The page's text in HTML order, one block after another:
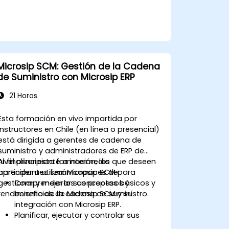
SCM: Gestión de la Cadena
Suministro con Microsip ERP
21 Horas
formación en vivo impartida por
en Chile (en línea o presencial)
dirigida a gerentes de cadena de
y administradores de ERP de
principiante a intermedio que deseen
a utilizar Microsip SCM para
y mejorar sus procesos y
de la cadena de suministro.
finalizar esta formación, los
serán capaces de:
Comprender los conceptos básicos y
beneficios de Microsip SCM y su
integración con Microsip ERP.
Planificar, ejecutar y controlar sus